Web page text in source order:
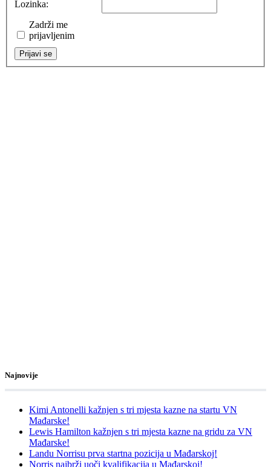
Lozinka:
Zadrži me
prijavljenim
Prijavi se
Najnovije
Kimi Antonelli kažnjen s tri mjesta kazne na startu VN
Mađarske!
Lewis Hamilton kažnjen s tri mjesta kazne na gridu za VN
Mađarske!
Landu Norrisu prva startna pozicija u Mađarskoj!
Norris najbrži uoči kvalifikacija u Mađarskoj!